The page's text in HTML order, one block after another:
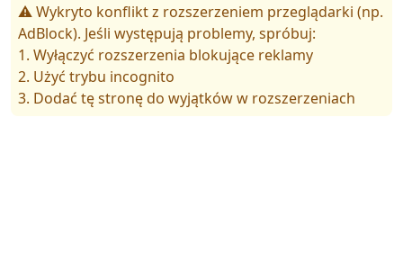
⚠️ Wykryto konflikt z rozszerzeniem przeglądarki (np.
AdBlock). Jeśli występują problemy, spróbuj:
1. Wyłączyć rozszerzenia blokujące reklamy
2. Użyć trybu incognito
3. Dodać tę stronę do wyjątków w rozszerzeniach